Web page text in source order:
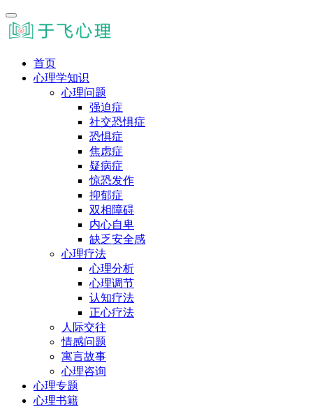
首页
心理学知识
心理问题
强迫症
社交恐惧症
恐惧症
焦虑症
疑病症
惊恐发作
抑郁症
双相障碍
内心自卑
缺乏安全感
心理疗法
心理分析
心理调节
认知疗法
正心疗法
人际交往
情感问题
寓言故事
心理咨询
心理专题
心理书籍